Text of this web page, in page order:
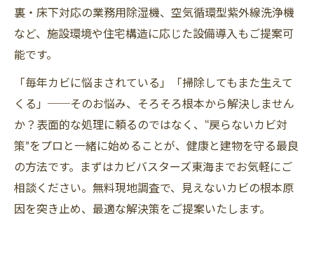
裏・床下対応の業務用除湿機、空気循環型紫外線洗浄機
など、施設環境や住宅構造に応じた設備導入もご提案可
能です。
「毎年カビに悩まされている」「掃除してもまた生えて
くる」──そのお悩み、そろそろ根本から解決しません
か？表面的な処理に頼るのではなく、“戻らないカビ対
策”をプロと一緒に始めることが、健康と建物を守る最良
の方法です。まずはカビバスターズ東海までお気軽にご
相談ください。無料現地調査で、見えないカビの根本原
因を突き止め、最適な解決策をご提案いたします。